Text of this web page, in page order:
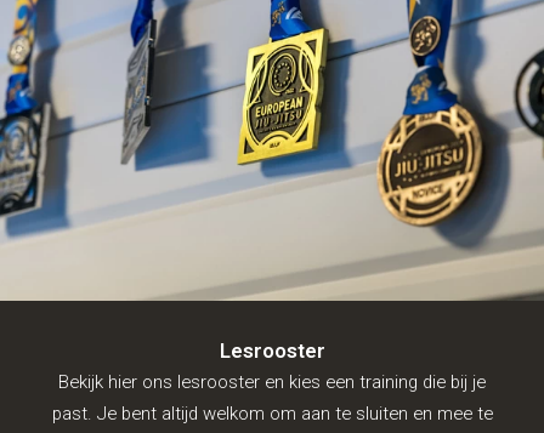
Over ons
Tarieven
Lesrooster
Gymleco
Rogue Fitness
Nautilus
Voor personal
trainers
NL
Lesrooster
Bekijk hier ons lesrooster en kies een training die bij je
past. Je bent altijd welkom om aan te sluiten en mee te